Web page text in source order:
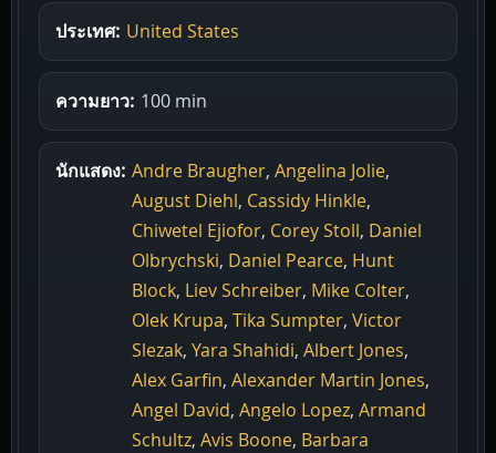
ประเทศ: United States
ความยาว: 100 min
นักแสดง: Andre Braugher, Angelina Jolie,
August Diehl, Cassidy Hinkle,
Chiwetel Ejiofor, Corey Stoll, Daniel
Olbrychski, Daniel Pearce, Hunt
Block, Liev Schreiber, Mike Colter,
Olek Krupa, Tika Sumpter, Victor
Slezak, Yara Shahidi, Albert Jones,
Alex Garfin, Alexander Martin Jones,
Angel David, Angelo Lopez, Armand
Schultz, Avis Boone, Barbara